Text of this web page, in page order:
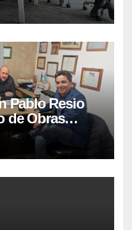
Pablo Resio
de Obras
de
la ruta a